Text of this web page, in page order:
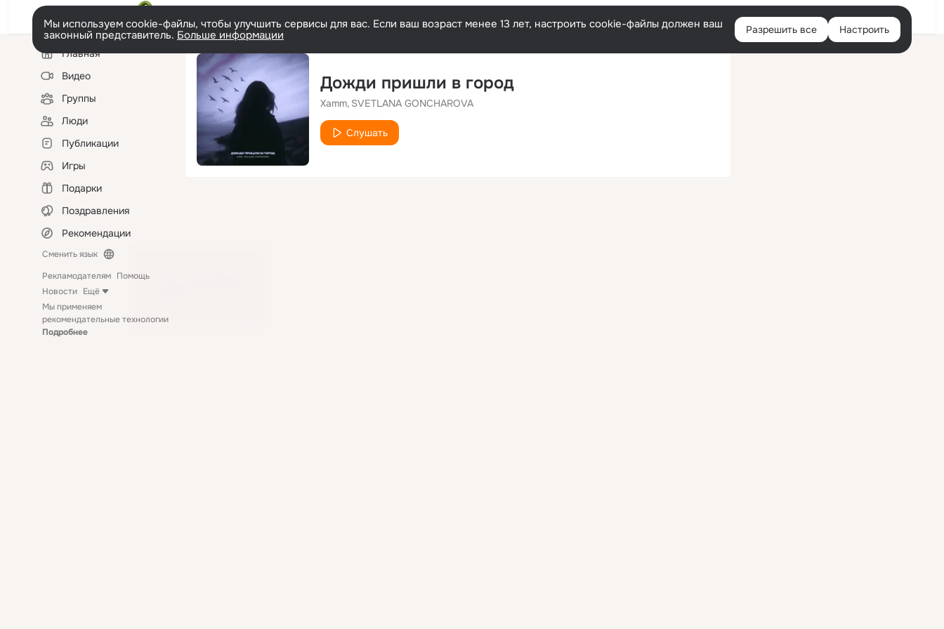
Войти
Мы используем cookie-файлы, чтобы улучшить сервисы для вас. Если ваш возраст менее 13 лет, настроить cookie-файлы должен ваш
законный представитель. Больше информации Разрешить все Настроить
Левая
колонкаГлавная
Видео
Группы
Люди
Публикации
Игры
Подарки
Поздравления
Рекомендации
Сменить язык
Рекламодателям Помощь
Новости Ещё
Мы применяем
рекомендательные технологии
Подробнее
Дожди пришли в город
Xamm SVETLANA GONCHAROVA
Слушать